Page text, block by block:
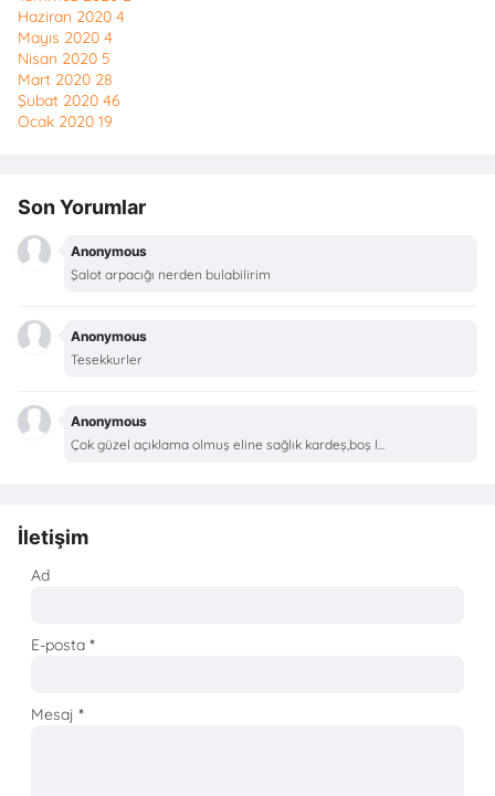
Haziran 2020 4
Mayıs 2020 4
Nisan 2020 5
Mart 2020 28
Şubat 2020 46
Ocak 2020 19
Son Yorumlar
Anonymous
Şalot arpacığı nerden bulabilirim
Anonymous
Tesekkurler
Anonymous
Çok güzel açıklama olmuş eline sağlık kardeş,boş l...
İletişim
Ad
E-posta*
Mesaj*